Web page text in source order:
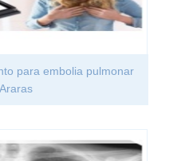
para embolia pulmonar
Araras